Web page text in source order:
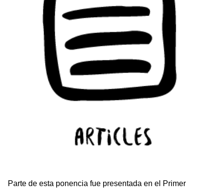
Parte de esta ponencia fue presentada en el Primer